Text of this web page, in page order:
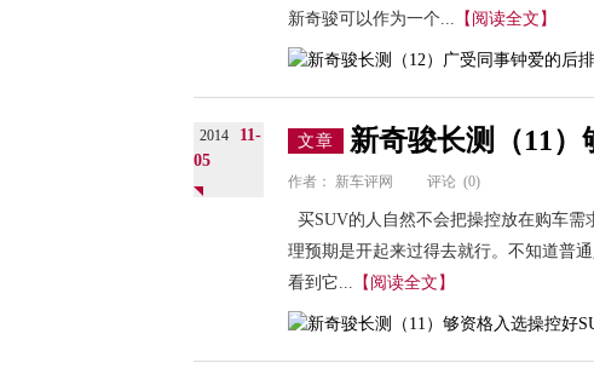
新奇骏可以作为一个... 【阅读全文】
2014
11-
05
文章 新奇骏长测（11）
作者： 新车评网 评论 (0)
买SUV的人自然不会把操控放在购车
理预期是开起来过得去就行。不知道普
看到它... 【阅读全文】